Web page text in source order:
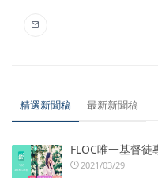
精選新聞稿 最新新聞稿
FLOC唯一基督
2021/03/29